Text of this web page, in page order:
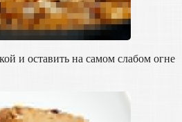
и оставить на самом слабом огне